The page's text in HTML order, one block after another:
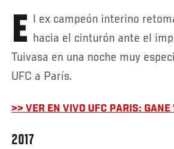
El ex campeón interino retomará su camino hacia el cinturón ante el
Tuivasa en una noche muy
UFC a París.
>> VER EN VIVO UFC PARIS:
2017